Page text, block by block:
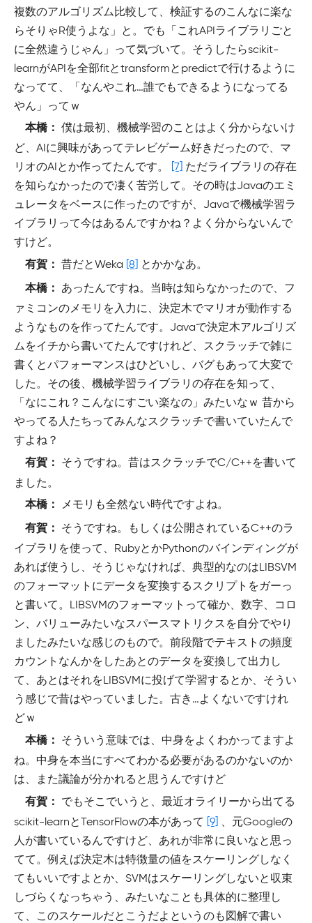
複数のアルゴリズム比較して、検証するのこんなに楽な
らそりゃR使うよな」と。でも「これAPIライブラリごと
に全然違うじゃん」って気づいて。そうしたらscikit-
learnがAPIを全部fitとtransformとpredictで行けるように
なってて、「なんやこれ…誰でもできるようになってる
やん」ってｗ
本橋：
僕は最初、機械学習のことはよく分からないけ
ど、AIに興味があってテレビゲーム好きだったので、マ
リオのAIとか作ってたんです。
[7] ただライブラリの存在
を知らなかったので凄く苦労して。その時はJavaのエミ
ュレータをベースに作ったのですが、Javaで機械学習ラ
イブラリって今はあるんですかね？よく分からないんで
すけど。
有賀： 昔だとWeka [8] とかかなあ。
本橋：
あったんですね。当時は知らなかったので、フ
ァミコンのメモリを入力に、決定木でマリオが動作する
ようなものを作ってたんです。Javaで決定木アルゴリズ
ムをイチから書いてたんですけれど、スクラッチで雑に
書くとパフォーマンスはひどいし、バグもあって大変で
した。その後、機械学習ライブラリの存在を知って、
「なにこれ？こんなにすごい楽なの」みたいなｗ 昔から
やってる人たちってみんなスクラッチで書いていたんで
すよね？
有賀：
そうですね。昔はスクラッチでC/C++を書いて
ました。
本橋： メモリも全然ない時代ですよね。
有賀：
そうですね。もしくは公開されているC++のラ
イブラリを使って、RubyとかPythonのバインディングが
あれば使うし、そうじゃなければ、典型的なのはLIBSVM
のフォーマットにデータを変換するスクリプトをガーっ
と書いて。LIBSVMのフォーマットって確か、数字、コロ
ン、バリューみたいなスパースマトリクスを自分でやり
ましたみたいな感じのもので。前段階でテキストの頻度
カウントなんかをしたあとのデータを変換して出力し
て、あとはそれをLIBSVMに投げて学習するとか、そうい
う感じで昔はやっていました。古き…よくないですけれ
どｗ
本橋：
そういう意味では、中身をよくわかってますよ
ね。中身を本当にすべてわかる必要があるのかないのか
は、また議論が分かれると思うんですけど
有賀：
でもそこでいうと、最近オライリーから出てる
scikit-learnとTensorFlowの本があって [9] 、元Googleの
人が書いているんですけど、あれが非常に良いなと思っ
てて。例えば決定木は特徴量の値をスケーリングしなく
てもいいですよとか、SVMはスケーリングしないと収束
しづらくなっちゃう、みたいなことも具体的に整理し
て、このスケールだとこうだよというのも図解で書い